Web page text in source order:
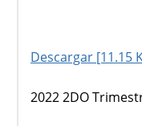
Descargar [11.15
2022 2DO